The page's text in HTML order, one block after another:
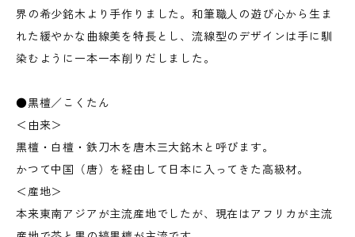
界の希少銘木より手作りました。和筆職人の遊び心から生ま
れた緩やかな曲線美を特長とし、流線型のデザインは手に馴
染むように一本一本削りだしました。
●黒檀／こくたん
＜由来＞
黒檀・白檀・鉄刀木を唐木三大銘木と呼びます。
かつて中国（唐）を経由して日本に入ってきた高級材。
＜産地＞
本来東南アジアが主流産地でしたが、現在はアフリカが主流